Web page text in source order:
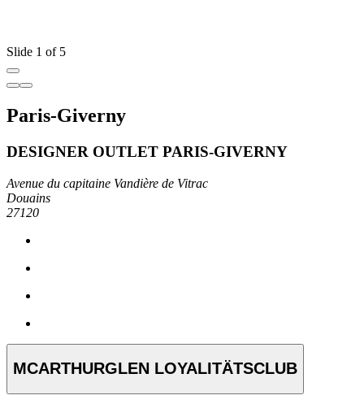
Slide 1 of 5
Paris-Giverny
DESIGNER OUTLET PARIS-GIVERNY
Avenue du capitaine Vandière de Vitrac
Douains
27120
MCARTHURGLEN LOYALITÄTSCLUB